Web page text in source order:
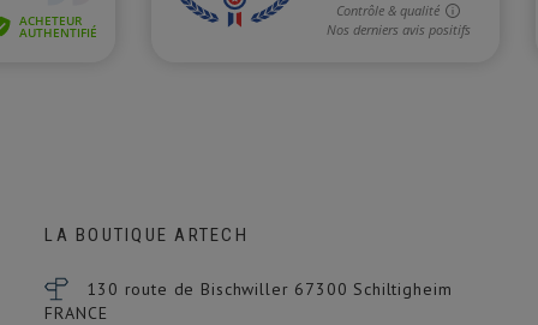
LA BOUTIQUE ARTECH
130 route de Bischwiller 67300 Schiltigheim
FRANCE